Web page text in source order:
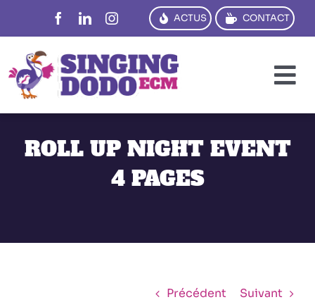
contenu
ACTUS CONTACT
CRÉER
RÉFS
ROLL UP NIGHT EVENT
4 PAGES
Précédent Suivant